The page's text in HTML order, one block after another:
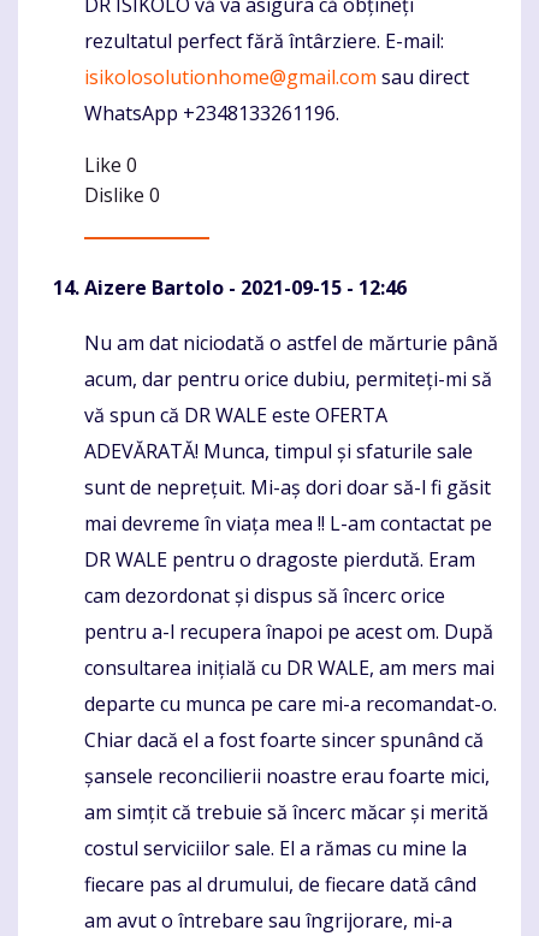
rezultatul perfect fără întârziere. E-mail:
isikolosolutionhome@gmail.com sau direct
WhatsApp +2348133261196.
Like 0
Dislike 0
Aizere Bartolo - 2021-09-15 - 12:46
Komentaras
Nu am dat niciodată o astfel de mărturie până
acum, dar pentru orice dubiu, permiteți-mi să
vă spun că DR WALE este OFERTA
ADEVĂRATĂ! Munca, timpul și sfaturile sale
sunt de neprețuit. Mi-aș dori doar să-l fi găsit
mai devreme în viața mea !! L-am contactat pe
DR WALE pentru o dragoste pierdută. Eram
cam dezordonat și dispus să încerc orice
pentru a-l recupera înapoi pe acest om. După
consultarea inițială cu DR WALE, am mers mai
departe cu munca pe care mi-a recomandat-o.
Chiar dacă el a fost foarte sincer spunând că
șansele reconcilierii noastre erau foarte mici,
am simțit că trebuie să încerc măcar și merită
costul serviciilor sale. El a rămas cu mine la
fiecare pas al drumului, de fiecare dată când
am avut o întrebare sau îngrijorare, mi-a